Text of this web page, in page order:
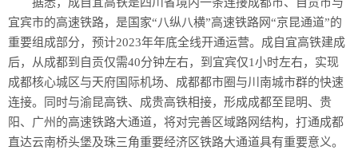
宜宾市的高速铁路，是国家“八纵八横”高速铁路网“京昆通道”的
重要组成部分，预计2023年年底全线开通运营。成自宜高铁建成
后，从成都到自贡仅需40分钟左右，到宜宾仅1小时左右，实现
成都核心城区与天府国际机场、成都都市圈与川南城市群的快速
连接。同时与渝昆高铁、成贵高铁相接，形成成都至昆明、贵
阳、广州的高速铁路大通道，将对完善区域路网结构，打通成都
直达云南桥头堡及珠三角重要经济区铁路大通道具有重要意义。